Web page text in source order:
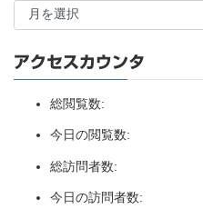
アクセスカウンタ
総閲覧数:
今日の閲覧数:
総訪問者数:
今日の訪問者数: